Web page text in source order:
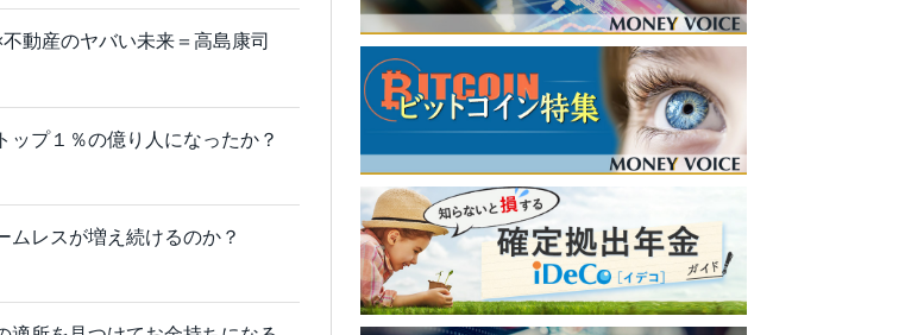
動産のヤバい未来＝高島康司
ップ１％の億り人になったか？
ムレスが増え続けるのか？